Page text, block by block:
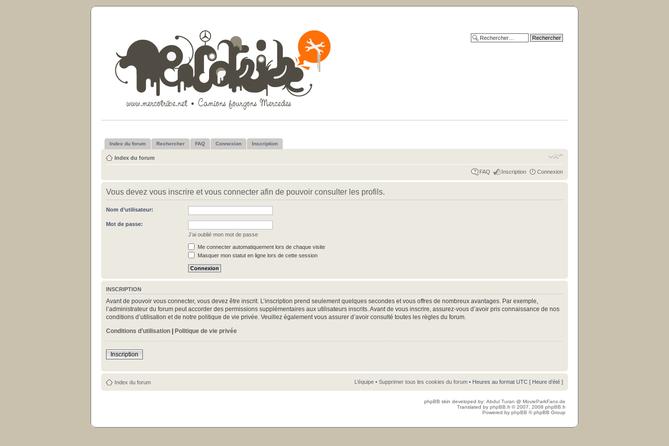
Index du forum Rechercher FAQ Connexion Inscription
Index du forum
FAQ Inscription Connexion
Vous devez vous inscrire et vous connecter afin de pouvoir consulter les profils.
Nom d’utilisateur:
Mot de passe:
J’ai oublié mon mot de passe
Me connecter automatiquement lors de chaque visite
Masquer mon statut en ligne lors de cette session
INSCRIPTION
Avant de pouvoir vous connecter, vous devez être inscrit. L’inscription prend seulement quelques secondes et vous offres de nombreux avantages. Par exemple,
l’administrateur du forum peut accorder des permissions supplémentaires aux utilisateurs inscrits. Avant de vous inscrire, assurez-vous d’avoir pris connaissance de nos
conditions d’utilisation et de notre politique de vie privée. Veuillez également vous assurer d’avoir consulté toutes les règles du forum.
Conditions d’utilisation | Politique de vie privée
Inscription
Index du forum L’équipe • Supprimer tous les cookies du forum • Heures au format UTC [ Heure d’été ]
phpBB skin developed by: Abdul Turan @ MovieParkFans.de
Translated by phpBB.fr © 2007, 2008 phpBB.fr
Powered by phpBB © phpBB Group